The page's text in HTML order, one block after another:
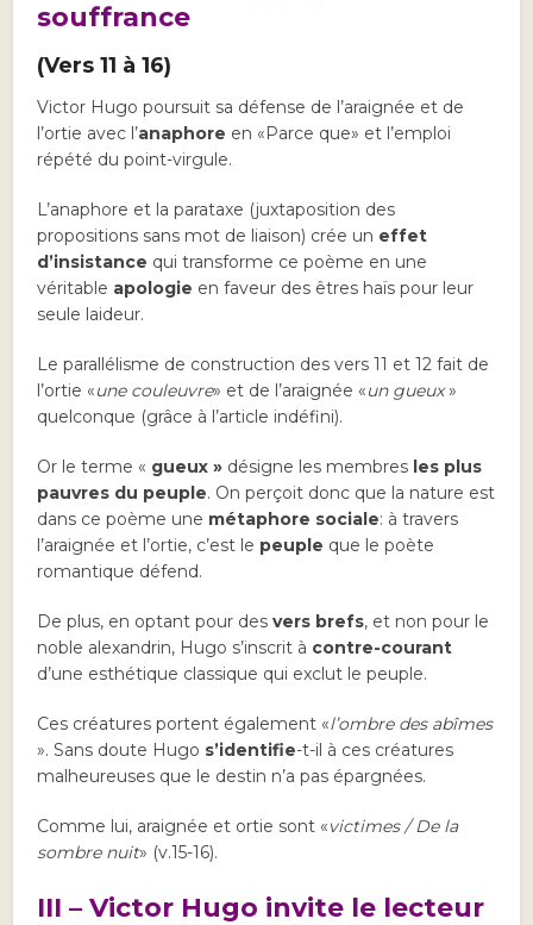
souffrance
(Vers 11 à 16)
Victor Hugo poursuit sa défense de l’araignée et de
l’ortie avec l’anaphore en «Parce que» et l’emploi
répété du point-virgule.
L’anaphore et la parataxe (juxtaposition des
propositions sans mot de liaison) crée un effet
d’insistance qui transforme ce poème en une
véritable apologie en faveur des êtres haïs pour leur
seule laideur.
Le parallélisme de construction des vers 11 et 12 fait de
l’ortie «une couleuvre» et de l’araignée «un gueux»
quelconque (grâce à l’article indéfini).
Or le terme « gueux » désigne les membres les plus
pauvres du peuple. On perçoit donc que la nature est
dans ce poème une métaphore sociale: à travers
l’araignée et l’ortie, c’est le peuple que le poète
romantique défend.
De plus, en optant pour desvers brefs, et non pour le
noble alexandrin, Hugo s’inscrit à contre-courant
d’une esthétique classique qui exclut le peuple.
Ces créatures portent également «l’ombre des abîmes
». Sans doute Hugo s’identifie-t-il à ces créatures
malheureuses que le destin n’a pas épargnées.
Comme lui, araignée et ortie sont «victimes / De la
sombre nuit» (v.15-16).
III – Victor Hugo invite le lecteur